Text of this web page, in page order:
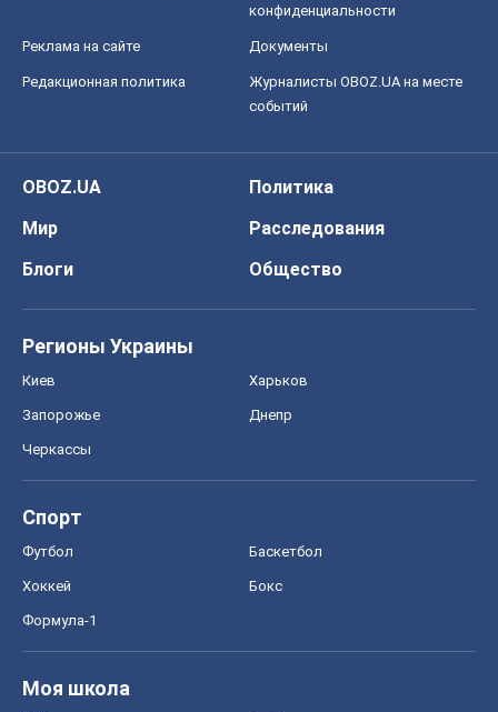
конфиденциальности
Реклама на сайте Документы
Редакционная политика
Журналисты OBOZ.UA на месте
событий
OBOZ.UA
Политика
Мир
Расследования
Блоги
Общество
Регионы Украины
Киев Харьков
Запорожье Днепр
Черкассы
Спорт
Футбол Баскетбол
Хоккей Бокс
Формула-1
Моя школа